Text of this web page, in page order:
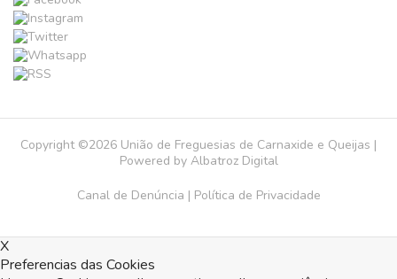
Copyright ©2026 União de Freguesias de Carnaxide e Queijas |
Powered by Albatroz Digital
Canal de Denúncia | Política de Privacidade
X
Preferencias das Cookies